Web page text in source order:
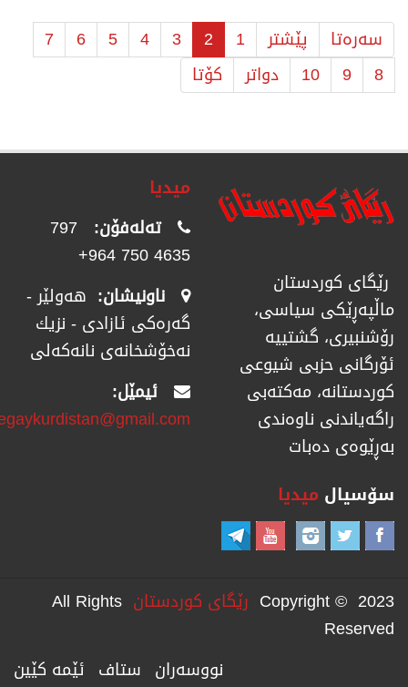
سەرەتا پێشتر 1
2
3
4
5
6
7
8
9
10 دواتر كۆتا
رێگای كوردستان
ماڵپەڕێكی سیاسی،
رۆشنبیری، گشتییە
ئۆرگانی حزبی شیوعی
كوردستانە، مەكتەبی
راگەیاندنی ناوەندی
بەڕێوەی دەبات
میدیا
تەلەفۆن: 797
4635 750 964+
ناونیشان: هەولێر -
گەرەکی ئازادی - نزیك
نەخۆشخانەی نانەکەلی
ئیمێل:
سۆسیال میدیا
Copyright © 2023 رێگای كوردستان All Rights
Reserved
ئێمە کێین ستاف نووسەران